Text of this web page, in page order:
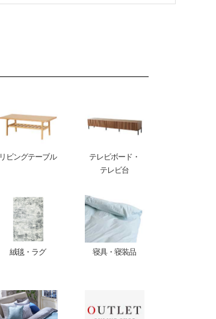
リビングテーブル
テレビボード・
テレビ台
絨毯・ラグ 寝具・寝装品